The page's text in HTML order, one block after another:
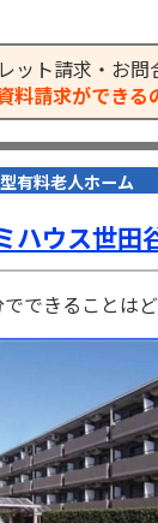
ット請求・お問
料請求ができる
有料老人ホーム
ハウス世田
でできることは